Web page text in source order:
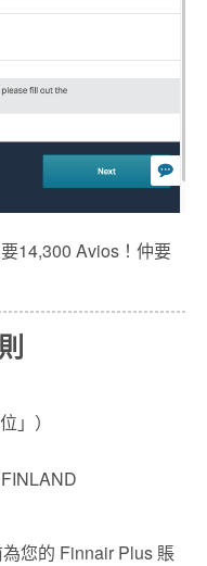
14,300 Avios！仲要
」）
您的 Finnair Plus 賬